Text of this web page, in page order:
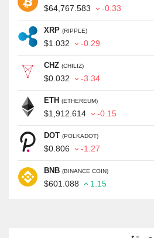
$64,767.583 -0.33
XRP (RIPPLE)
$1.032 -0.29
CHZ (CHILIZ)
$0.032 -3.34
ETH (ETHEREUM)
$1,912.614 -0.15
DOT (POLKADOT)
$0.806 -1.27
BNB (BINANCE COIN)
$601.088 1.15